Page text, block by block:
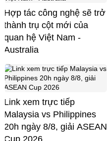
Hợp tác công nghệ sẽ trở
thành trụ cột mới của
quan hệ Việt Nam -
Australia
Link xem trực tiếp
Malaysia vs Philippines
20h ngày 8/8, giải ASEAN
Cup 2026